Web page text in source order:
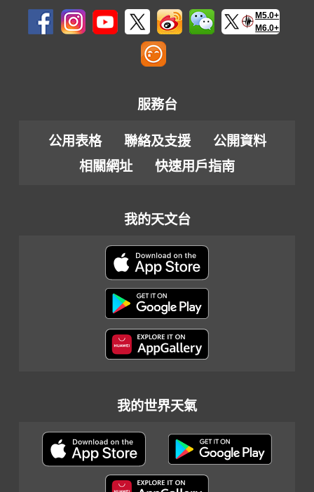
M5.0+
M6.0+
服務台
公用表格 聯絡及支援
公開資料
相關網址
快速用戶指南
我的天文台
我的世界天氣